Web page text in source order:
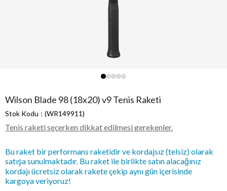
Wilson Blade 98 (18x20) v9 Tenis Raketi
Stok Kodu (WR149911)
Tenis raketi seçerken dikkat edilmesi gerekenler.
Bu raket bir performans raketidir ve kordajsız (telsiz) olarak
satışa sunulmaktadır. Bu raket ile birlikte satın alacağınız
kordajı ücretsiz olarak rakete çekip aynı gün içerisinde
kargoya veriyoruz!